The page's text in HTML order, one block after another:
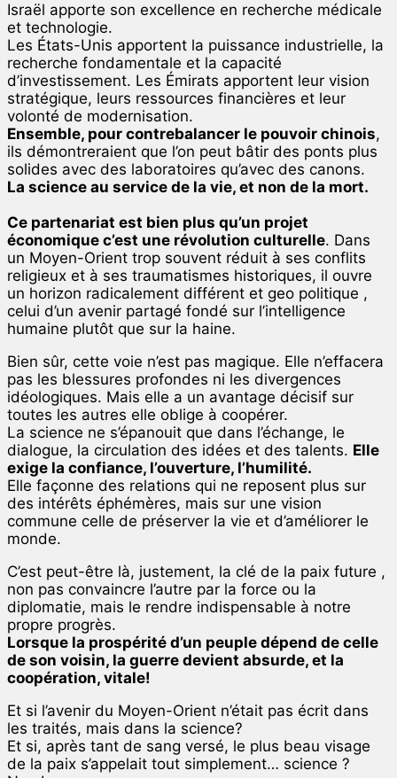
Israël apporte son excellence en recherche médicale
et technologie.
Les États-Unis apportent la puissance industrielle, la
recherche fondamentale et la capacité
d’investissement. Les Émirats apportent leur vision
stratégique, leurs ressources financières et leur
volonté de modernisation.
Ensemble, pour contrebalancer le pouvoir chinois,
ils démontreraient que l’on peut bâtir des ponts plus
solides avec des laboratoires qu’avec des canons.
La science au service de la vie, et non de la mort.
Ce partenariat est bien plus qu’un projet
économique c’est une révolution culturelle. Dans
un Moyen-Orient trop souvent réduit à ses conflits
religieux et à ses traumatismes historiques, il ouvre
un horizon radicalement différent et geo politique ,
celui d’un avenir partagé fondé sur l’intelligence
humaine plutôt que sur la haine.
Bien sûr, cette voie n’est pas magique. Elle n’effacera
pas les blessures profondes ni les divergences
idéologiques. Mais elle a un avantage décisif sur
toutes les autres elle oblige à coopérer.
La science ne s’épanouit que dans l’échange, le
dialogue, la circulation des idées et des talents. Elle
exige la confiance, l’ouverture, l’humilité.
Elle façonne des relations qui ne reposent plus sur
des intérêts éphémères, mais sur une vision
commune celle de préserver la vie et d’améliorer le
monde.
C’est peut-être là, justement, la clé de la paix future ,
non pas convaincre l’autre par la force ou la
diplomatie, mais le rendre indispensable à notre
propre progrès.
Lorsque la prospérité d’un peuple dépend de celle
de son voisin, la guerre devient absurde, et la
coopération, vitale!
Et si l’avenir du Moyen-Orient n’était pas écrit dans
les traités, mais dans la science?
Et si, après tant de sang versé, le plus beau visage
de la paix s’appelait tout simplement… science ?